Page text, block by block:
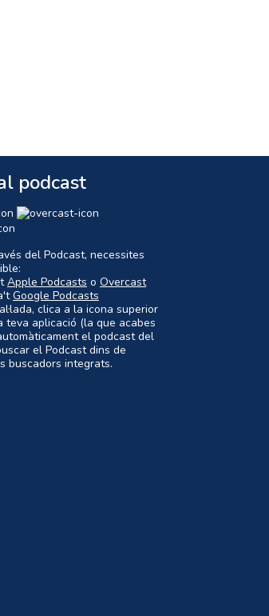
podcast
del Podcast, necessites
Apple Podcasts o Overcast
Google Podcasts
clica a la icona superior
teva aplicació (la que acabes
el podcast del
el Podcast dins de
buscadors integrats.